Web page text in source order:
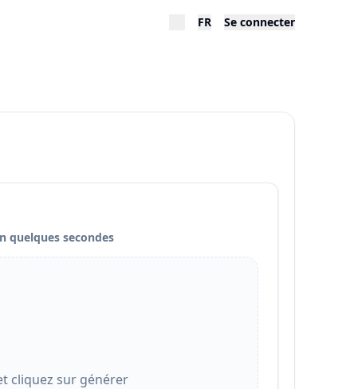
FR Se connecter
quelques secondes
cliquez sur générer